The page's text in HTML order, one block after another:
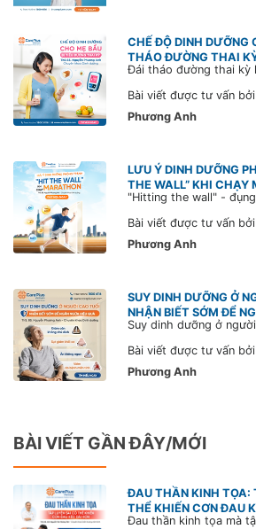
CHẾ ĐỘ DINH DƯỠNG
THÁO ĐƯỜNG THAI
Bài viết được tư vấn bởi
Phương Anh
LƯU Ý DINH DƯỠNG
THE WALL” KHI CHẠY
Bài viết được tư vấn bởi
Phương Anh
SUY DINH DƯỠNG Ở
NHẬN BIẾT SỚM ĐỂ
Bài viết được tư vấn bởi
Phương Anh
BÀI VIẾT GẦN ĐÂY/MỚI
ĐAU THẦN KINH TỌA:
THỂ KHIẾN CƠN ĐAU